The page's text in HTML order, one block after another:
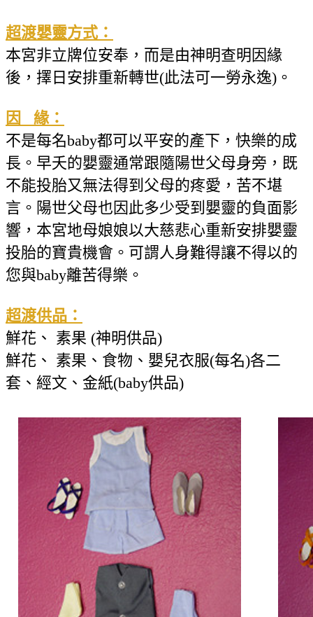
超渡嬰靈方式：
本宮非立牌位安奉，而是由神明查明因緣
後，擇日安排重新轉世(此法可一勞永逸)。
因 緣：
不是每名baby都可以平安的產下，快樂的成
長。早夭的嬰靈通常跟隨陽世父母身旁，既
不能投胎又無法得到父母的疼愛，苦不堪
言。陽世父母也因此多少受到嬰靈的負面影
響，本宮地母娘娘以大慈悲心重新安排嬰靈
投胎的寶貴機會。可謂人身難得讓不得以的
您與baby離苦得樂。
超渡供品：
鮮花、 素果 (神明供品)
鮮花、 素果、食物、嬰兒衣服(每名)各二
套、經文、金紙(baby供品)